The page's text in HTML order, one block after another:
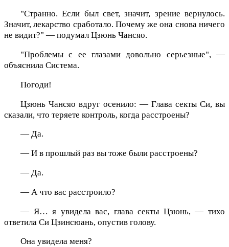
"Странно. Если был свет, значит, зрение вернулось.
Значит, лекарство сработало. Почему же она снова ничего
не видит?" — подумал Цзюнь Чансяо.
"Проблемы с ее глазами довольно серьезные", —
объяснила Система.
Погоди!
Цзюнь Чансяо вдруг осенило: — Глава секты Си, вы
сказали, что теряете контроль, когда расстроены?
— Да.
— И в прошлый раз вы тоже были расстроены?
— Да.
— А что вас расстроило?
— Я… я увидела вас, глава секты Цзюнь, — тихо
ответила Си Цзинсюань, опустив голову.
Она увидела меня?